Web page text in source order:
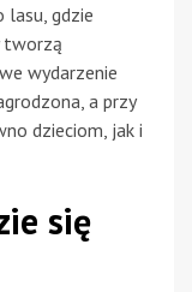
lasu, gdzie
tworzą
wydarzenie
a przy
dzieciom, jak i
się